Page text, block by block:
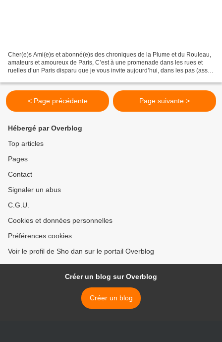
Cher(e)s Ami(e)s et abonné(e)s des chroniques de la Plume et du Rouleau,
amateurs et amoureux de Paris, C’est à une promenade dans les rues et
ruelles d’un Paris disparu que je vous invite aujourd’hui, dans les pas (assez
< Page précédente Page suivante >
Hébergé par Overblog
Top articles
Pages
Contact
Signaler un abus
C.G.U.
Cookies et données personnelles
Préférences cookies
Voir le profil de Sho dan sur le portail Overblog
Créer un blog sur Overblog
Créer un blog